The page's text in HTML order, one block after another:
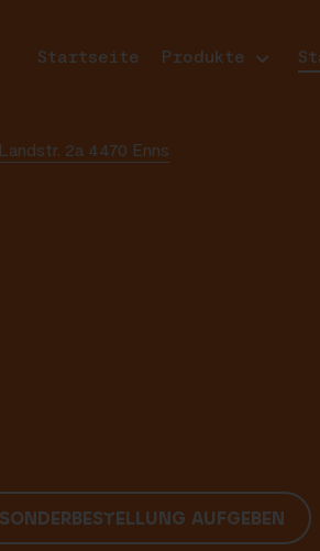
Startseite Produkte
2a 4470 Enns
AUFGEBEN